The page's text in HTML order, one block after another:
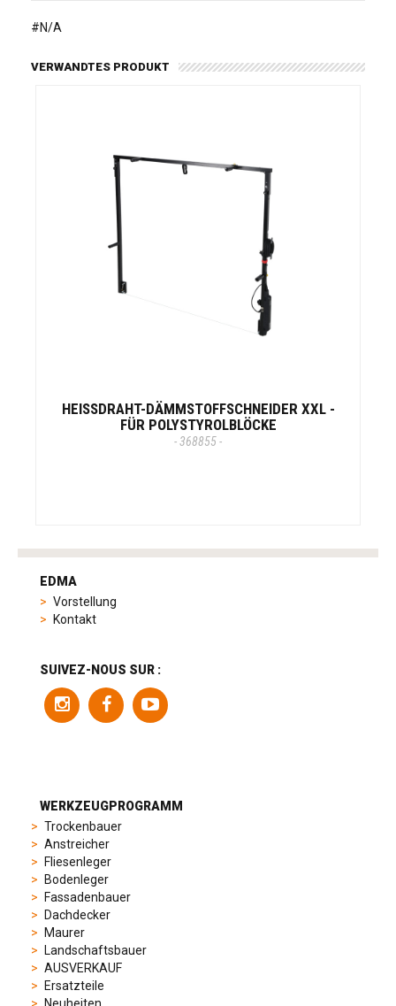
#N/A
VERWANDTES PRODUKT
HEISSDRAHT-DÄMMSTOFFSCHNEIDER XXL -
FÜR POLYSTYROLBLÖCKE
- 368855 -
tag
product
sporty
chronographs
elegant
watches.
model
chosen
EDMA
Vorstellung
Kontakt
SUIVEZ-NOUS SUR :
WERKZEUGPROGRAMM
Trockenbauer
Anstreicher
Fliesenleger
Bodenleger
Fassadenbauer
Dachdecker
Maurer
Landschaftsbauer
AUSVERKAUF
Ersatzteile